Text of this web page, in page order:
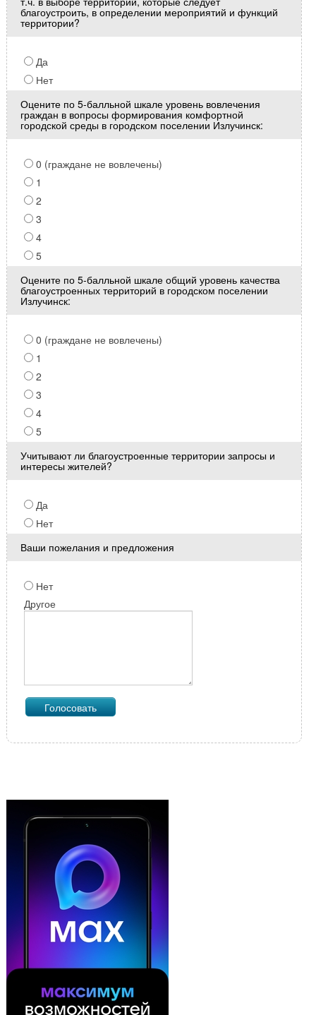
благоустроить, в определении мероприятий и функций
территории?
Да
Нет
Оцените по 5-балльной шкале уровень вовлечения
граждан в вопросы формирования комфортной
городской среды в городском поселении Излучинск:
0 (граждане не вовлечены)
1
2
3
4
5
Оцените по 5-балльной шкале общий уровень качества
благоустроенных территорий в городском поселении
Излучинск:
0 (граждане не вовлечены)
1
2
3
4
5
Учитывают ли благоустроенные территории запросы и
интересы жителей?
Да
Нет
Ваши пожелания и предложения
Нет
Другое